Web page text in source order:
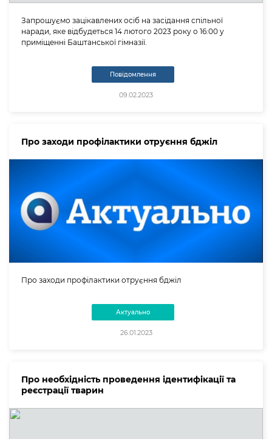
Запрошуємо зацікавлених осіб на засідання спільної
наради, яке відбудеться 14 лютого 2023 року о 16:00 у
приміщенні Баштанської гімназії.
Повідомлення
09.02.2023
Про заходи профілактики отруєння бджіл
Про заходи профілактики отруєння бджіл
Актуально
26.01.2023
Про необхідність проведення ідентифікації та
реєстрації тварин